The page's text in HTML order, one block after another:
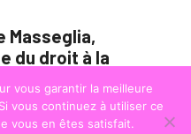
vous garantir la meilleure
vous continuez à utiliser ce
vous en êtes satisfait.